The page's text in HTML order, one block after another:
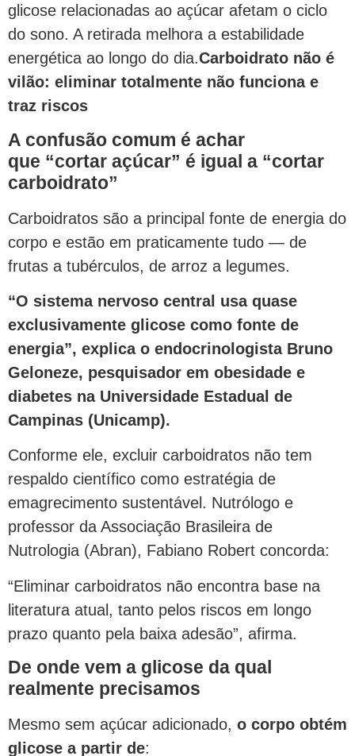
glicose relacionadas ao açúcar afetam o ciclo
do sono. A retirada melhora a estabilidade
energética ao longo do dia.Carboidrato não é
vilão: eliminar totalmente não funciona e
traz riscos
A confusão comum é achar
que “cortar açúcar” é igual a “cortar
carboidrato”
Carboidratos são a principal fonte de energia do
corpo e estão em praticamente tudo — de
frutas a tubérculos, de arroz a legumes.
“O sistema nervoso central usa quase
exclusivamente glicose como fonte de
energia”, explica o endocrinologista Bruno
Geloneze, pesquisador em obesidade e
diabetes na Universidade Estadual de
Campinas (Unicamp).
Conforme ele, excluir carboidratos não tem
respaldo científico como estratégia de
emagrecimento sustentável. Nutrólogo e
professor da Associação Brasileira de
Nutrologia (Abran), Fabiano Robert concorda:
“Eliminar carboidratos não encontra base na
literatura atual, tanto pelos riscos em longo
prazo quanto pela baixa adesão”, afirma.
De onde vem a glicose da qual
realmente precisamos
Mesmo sem açúcar adicionado, o corpo obtém
glicose a partir de: